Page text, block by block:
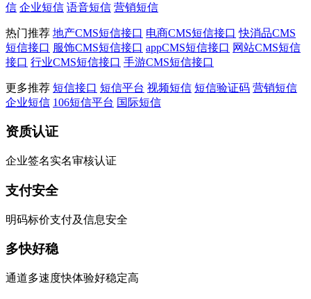
信 企业短信 语音短信 营销短信
热门推荐 地产CMS短信接口 电商CMS短信接口 快消品CMS
短信接口 服饰CMS短信接口 appCMS短信接口 网站CMS短信
接口 行业CMS短信接口 手游CMS短信接口
更多推荐 短信接口 短信平台 视频短信 短信验证码 营销短信
企业短信 106短信平台 国际短信
资质认证
企业签名实名审核认证
支付安全
明码标价支付及信息安全
多快好稳
通道多速度快体验好稳定高